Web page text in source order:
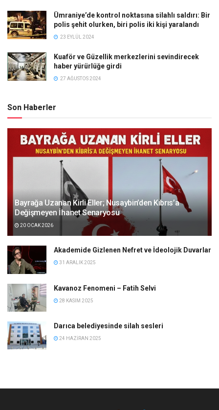
Ümraniye’de kontrol noktasına silahlı saldırı: Bir
polis şehit olurken, biri polis iki kişi yaralandı
23 EYLÜL 2024
Kuaför ve Güzellik merkezlerini sevindirecek
haber yürürlüğe girdi
27 AĞUSTOS 2024
Son Haberler
Bayrağa Uzanan Kirli Eller; Nusaybin’den Kıbrıs’a
Değişmeyen İhanet Senaryosu
20 OCAK 2026
Akademide Gizlenen Nefret ve İdeolojik Duvarlar
31 ARALIK 2025
Kavanoz Fenomeni – Fatih Selvi
28 KASIM 2025
Darıca belediyesinde silah sesleri
24 HAZIRAN 2025